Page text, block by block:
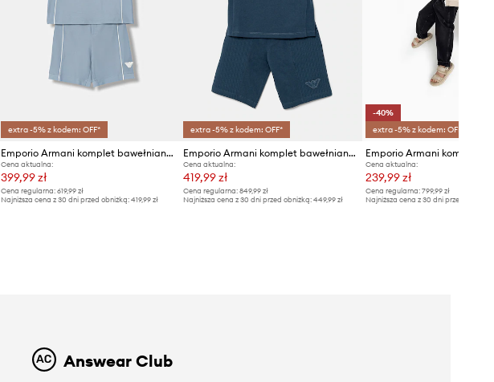
extra -5% z kodem: OFF*
Emporio Armani komplet bawełniany dziecięcy
Cena aktualna:
399,99 zł
Cena regularna: 619,99 zł
Najniższa cena z 30 dni przed obniżką: 419,99 zł
extra -5% z kodem: OFF*
Emporio Armani komplet bawełniany dziecięcy
Cena aktualna:
419,99 zł
Cena regularna:849,99 zł
Najniższa cena z 30 dni przed obniżką:449,99 zł
-40%
extra -5% z kodem: OFF*
Emporio Armani komplet
Cena aktualna:
239,99 zł
Cena regularna: 799,99 zł
Najniższa cena z 30 dni przed obniżką:
Answear Club